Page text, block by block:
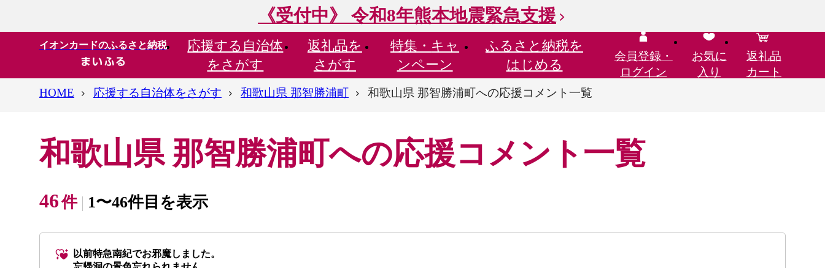
《受付中》 令和8年熊本地震緊急支援
イオンカードのふるさと納税 応援する 自治体
をさがす
返礼品を
さがす
特集・ キャ
ンペーン
ふるさと納税を
はじめる
会員登録・
ログイン
お気に
入り
返礼品
カート
HOME
応援する自治体をさがす 和歌山県 那智勝浦町 和歌山県 那智勝浦町への応援コメント一覧
和歌山県 那智勝浦町への応援コメント一覧
46件 1〜46件目を表示
以前特急南紀でお邪魔しました。